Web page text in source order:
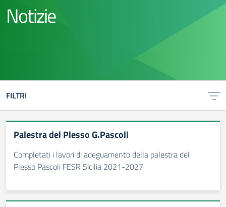
Notizie
FILTRI
Palestra del Plesso G.Pascoli
Completati i lavori di adeguamento della palestra del
Plesso Pascoli FESR Sicilia 2021-2027